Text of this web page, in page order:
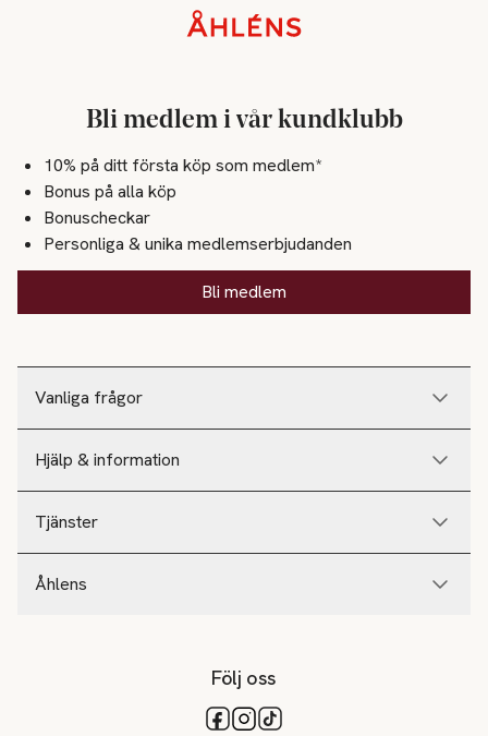
Vanliga frågor
Hjälp & information
Tjänster
Åhlens
Bli medlem i vår kundklubb
10% på ditt första köp som medlem*
Bonus på alla köp
Bonuscheckar
Personliga & unika medlemserbjudanden
Bli medlem
Följ oss